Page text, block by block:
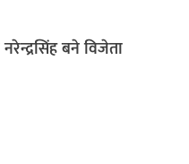
बने विजेता